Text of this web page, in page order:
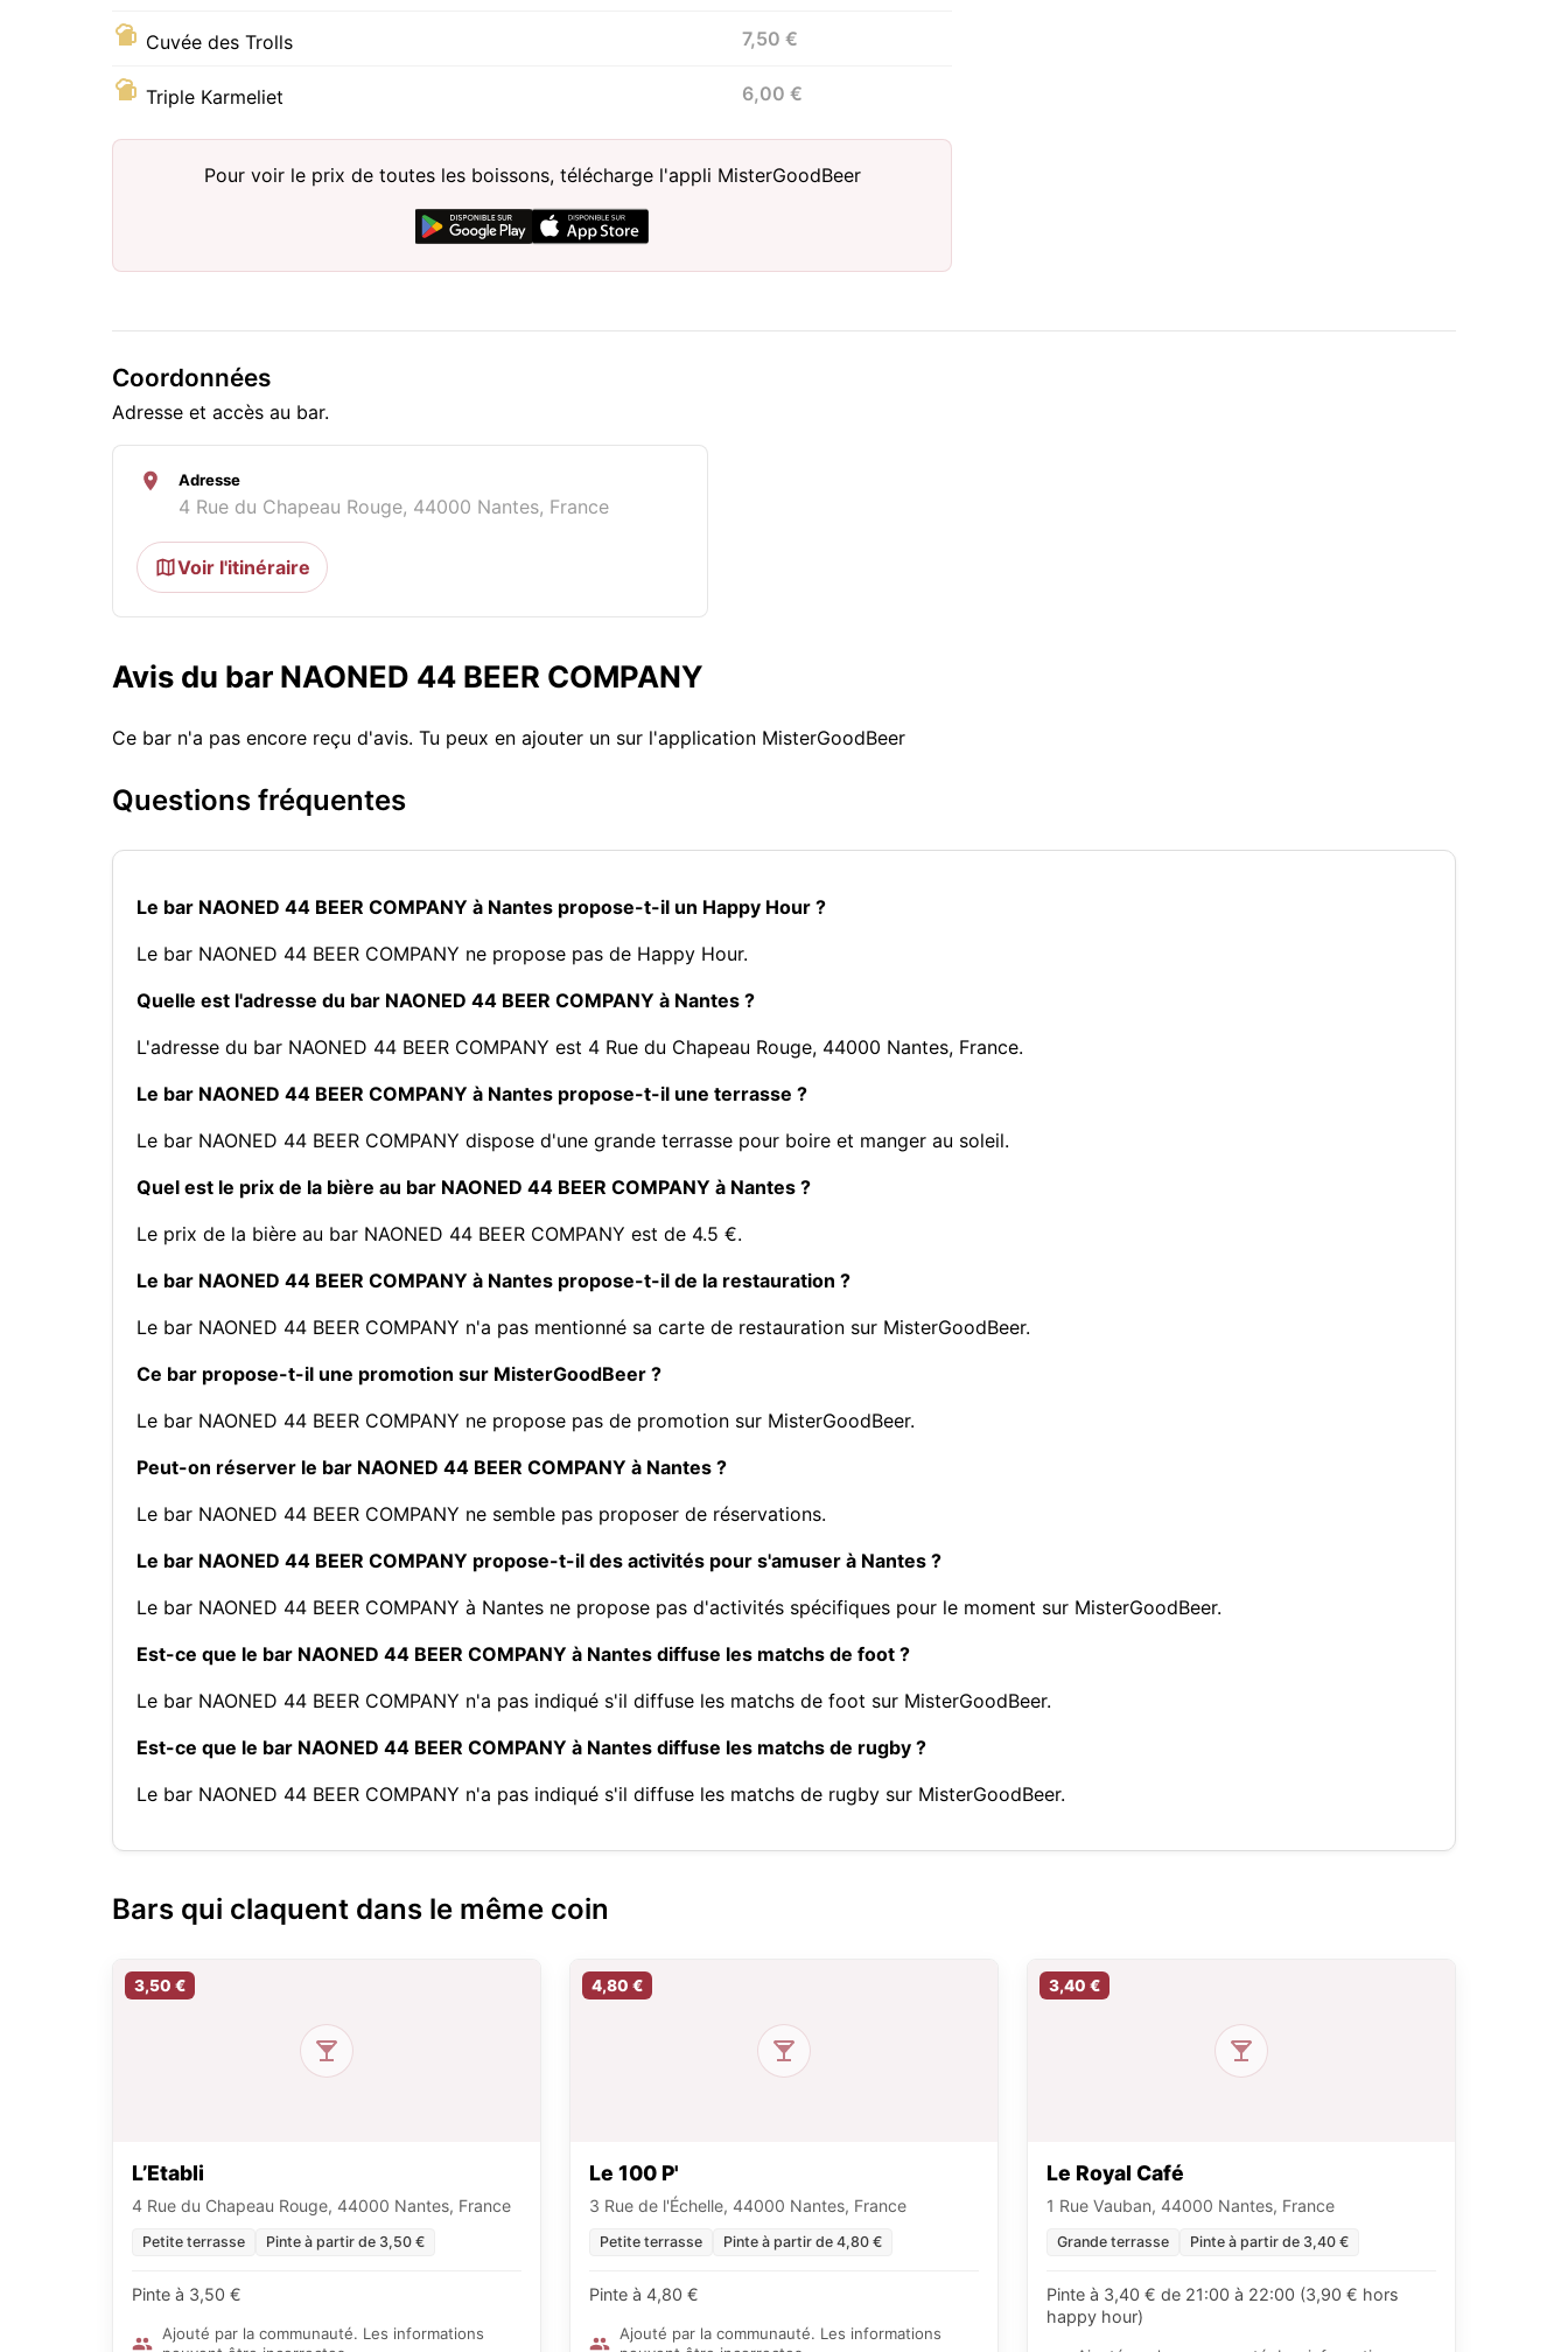
Cuvée des Trolls 7,50 €
Triple Karmeliet 6,00 €
Pour voir le prix de toutes les boissons, télécharge l'appli MisterGoodBeer
Coordonnées
Adresse et accès au bar.
Adresse
4 Rue du Chapeau Rouge, 44000 Nantes, France
Voir l'itinéraire
Avis du bar NAONED 44 BEER COMPANY
Ce bar n'a pas encore reçu d'avis. Tu peux en ajouter un sur l'application MisterGoodBeer
Questions fréquentes
Le bar NAONED 44 BEER COMPANY à Nantes propose-t-il un Happy Hour ?
Le bar NAONED 44 BEER COMPANY ne propose pas de Happy Hour.
Quelle est l'adresse du bar NAONED 44 BEER COMPANY à Nantes ?
L'adresse du bar NAONED 44 BEER COMPANY est 4 Rue du Chapeau Rouge, 44000 Nantes, France.
Le bar NAONED 44 BEER COMPANY à Nantes propose-t-il une terrasse ?
Le bar NAONED 44 BEER COMPANY dispose d'une grande terrasse pour boire et manger au soleil.
Quel est le prix de la bière au bar NAONED 44 BEER COMPANY à Nantes ?
Le prix de la bière au bar NAONED 44 BEER COMPANY est de 4.5 €.
Le bar NAONED 44 BEER COMPANY à Nantes propose-t-il de la restauration ?
Le bar NAONED 44 BEER COMPANY n'a pas mentionné sa carte de restauration sur MisterGoodBeer.
Ce bar propose-t-il une promotion sur MisterGoodBeer ?
Le bar NAONED 44 BEER COMPANY ne propose pas de promotion sur MisterGoodBeer.
Peut-on réserver le bar NAONED 44 BEER COMPANY à Nantes ?
Le bar NAONED 44 BEER COMPANY ne semble pas proposer de réservations.
Le bar NAONED 44 BEER COMPANY propose-t-il des activités pour s'amuser à Nantes ?
Le bar NAONED 44 BEER COMPANY à Nantes ne propose pas d'activités spécifiques pour le moment sur MisterGoodBeer.
Est-ce que le bar NAONED 44 BEER COMPANY à Nantes diffuse les matchs de foot ?
Le bar NAONED 44 BEER COMPANY n'a pas indiqué s'il diffuse les matchs de foot sur MisterGoodBeer.
Est-ce que le bar NAONED 44 BEER COMPANY à Nantes diffuse les matchs de rugby ?
Le bar NAONED 44 BEER COMPANY n'a pas indiqué s'il diffuse les matchs de rugby sur MisterGoodBeer.
Bars qui claquent dans le même coin
3,50 €
L’Etabli
4 Rue du Chapeau Rouge, 44000 Nantes, France
Petite terrasse Pinte à partir de 3,50 €
Pinte à 3,50 €
Ajouté par la communauté. Les informations
4,80 €
Le 100 P'
3 Rue de l'Échelle, 44000 Nantes, France
Petite terrasse Pinte à partir de 4,80 €
Pinte à 4,80 €
Ajouté par la communauté. Les informations
3,40 €
Le Royal Café
1 Rue Vauban, 44000 Nantes, France
Grande terrasse Pinte à partir de 3,40 €
Pinte à 3,40 € de 21:00 à 22:00 (3,90 € hors
happy hour)